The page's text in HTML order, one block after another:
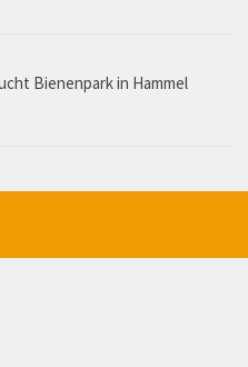
Bienenpark in Hammel